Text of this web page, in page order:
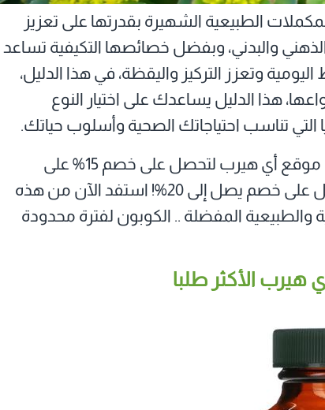
الطبيعية الشهيرة بقدرتها على تعزيز
والبدني، وبفضل خصائصها التكيفية تساعد
وتعزز التركيز واليقظة، في هذا الدليل،
هذا الدليل يساعدك على اختيار النوع
التي تناسب احتياجاتك الصحية وأسلوب حياتك.
من موقع أي هيرب لتحصل على خصم 15% على
مشترياتك، وإذا كنت عميلاً جديداً، ستحصل على خصم يصل إلى 20%! استفد الآن من هذه
والطبيعية المفضلة .. الكوبون لفترة محدودة
الأكثر طلبا